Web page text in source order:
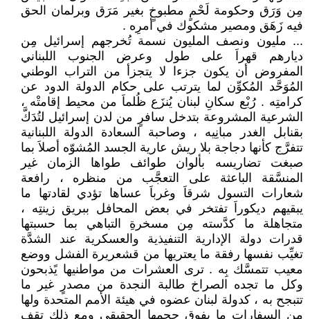
مِن وَرَق وحكومة لَحْمٍ مطبوخٍ بغير مَرَق وبرلمان الحق
فيه زَهَق ومصير مشكوك في أمرِه .
... مليون ونصف المليون نسمة تُخرجهم إسرائيل مِن
ديارهم قهراَ على طول وعرض الجنوب اللبناني
المفروض أن يكون جزءا لا يتجزأ من التراب الوطني
المُوَحَّد المُكوِّن لما يترتب على حكام الدولة الدود عن
كرامتِه . رُبْع سكانِ لبنان يُنزَع ظُلماَ من محيط إقامتْه ،
الشرعية المشروعة بتدخل سافرٍ من لدن إسرائيل لتُدَكَّ
بقنابل الغدر مبانِيه ، وصاحبة السعادة الدولة اللبنانية
تتفرَّج كأنها دجاجة بلا ريش عارية الجسد المُشوّه أصلاَ بما
صبغت تضاريسه بألوان طوائف طواها الزمان غير
المنسَّقة الباعثة على التعجَّب من منظره ، رافعة
شعارات التسول شرقاَ وغرباَ عساها تؤدي لقادتها ما
يبقيهم ديكوراَ تفتخر في بعض المحافل ببريق زينتِه ،
متجاهلة ما كدَّسته مِن مسخرةِ التباهي بما حسبتها
قدرات دولة الإدارية التنفيذية والعسكرية عند الشدَّة
تغيِّب نفسها رفقة ما يعتريها من قشعريرة الفشل ووضع
معيب تتمسَّك بِه . ترى العشرات من مواطنيها يًذبحون
وكل ما تجده الصراخ طالبة النجدة من مصدرٍ غير ما
تتبجح به ، كدولة لبنان عضوه في هيئة الأمم المتحدة ولها
من السفارات ما يفوق حجمها الحقيقي ومع ذلك تقف